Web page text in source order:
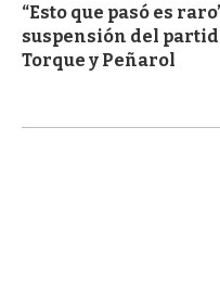
“Esto que pasó es
suspensión del
Torque y Peñarol